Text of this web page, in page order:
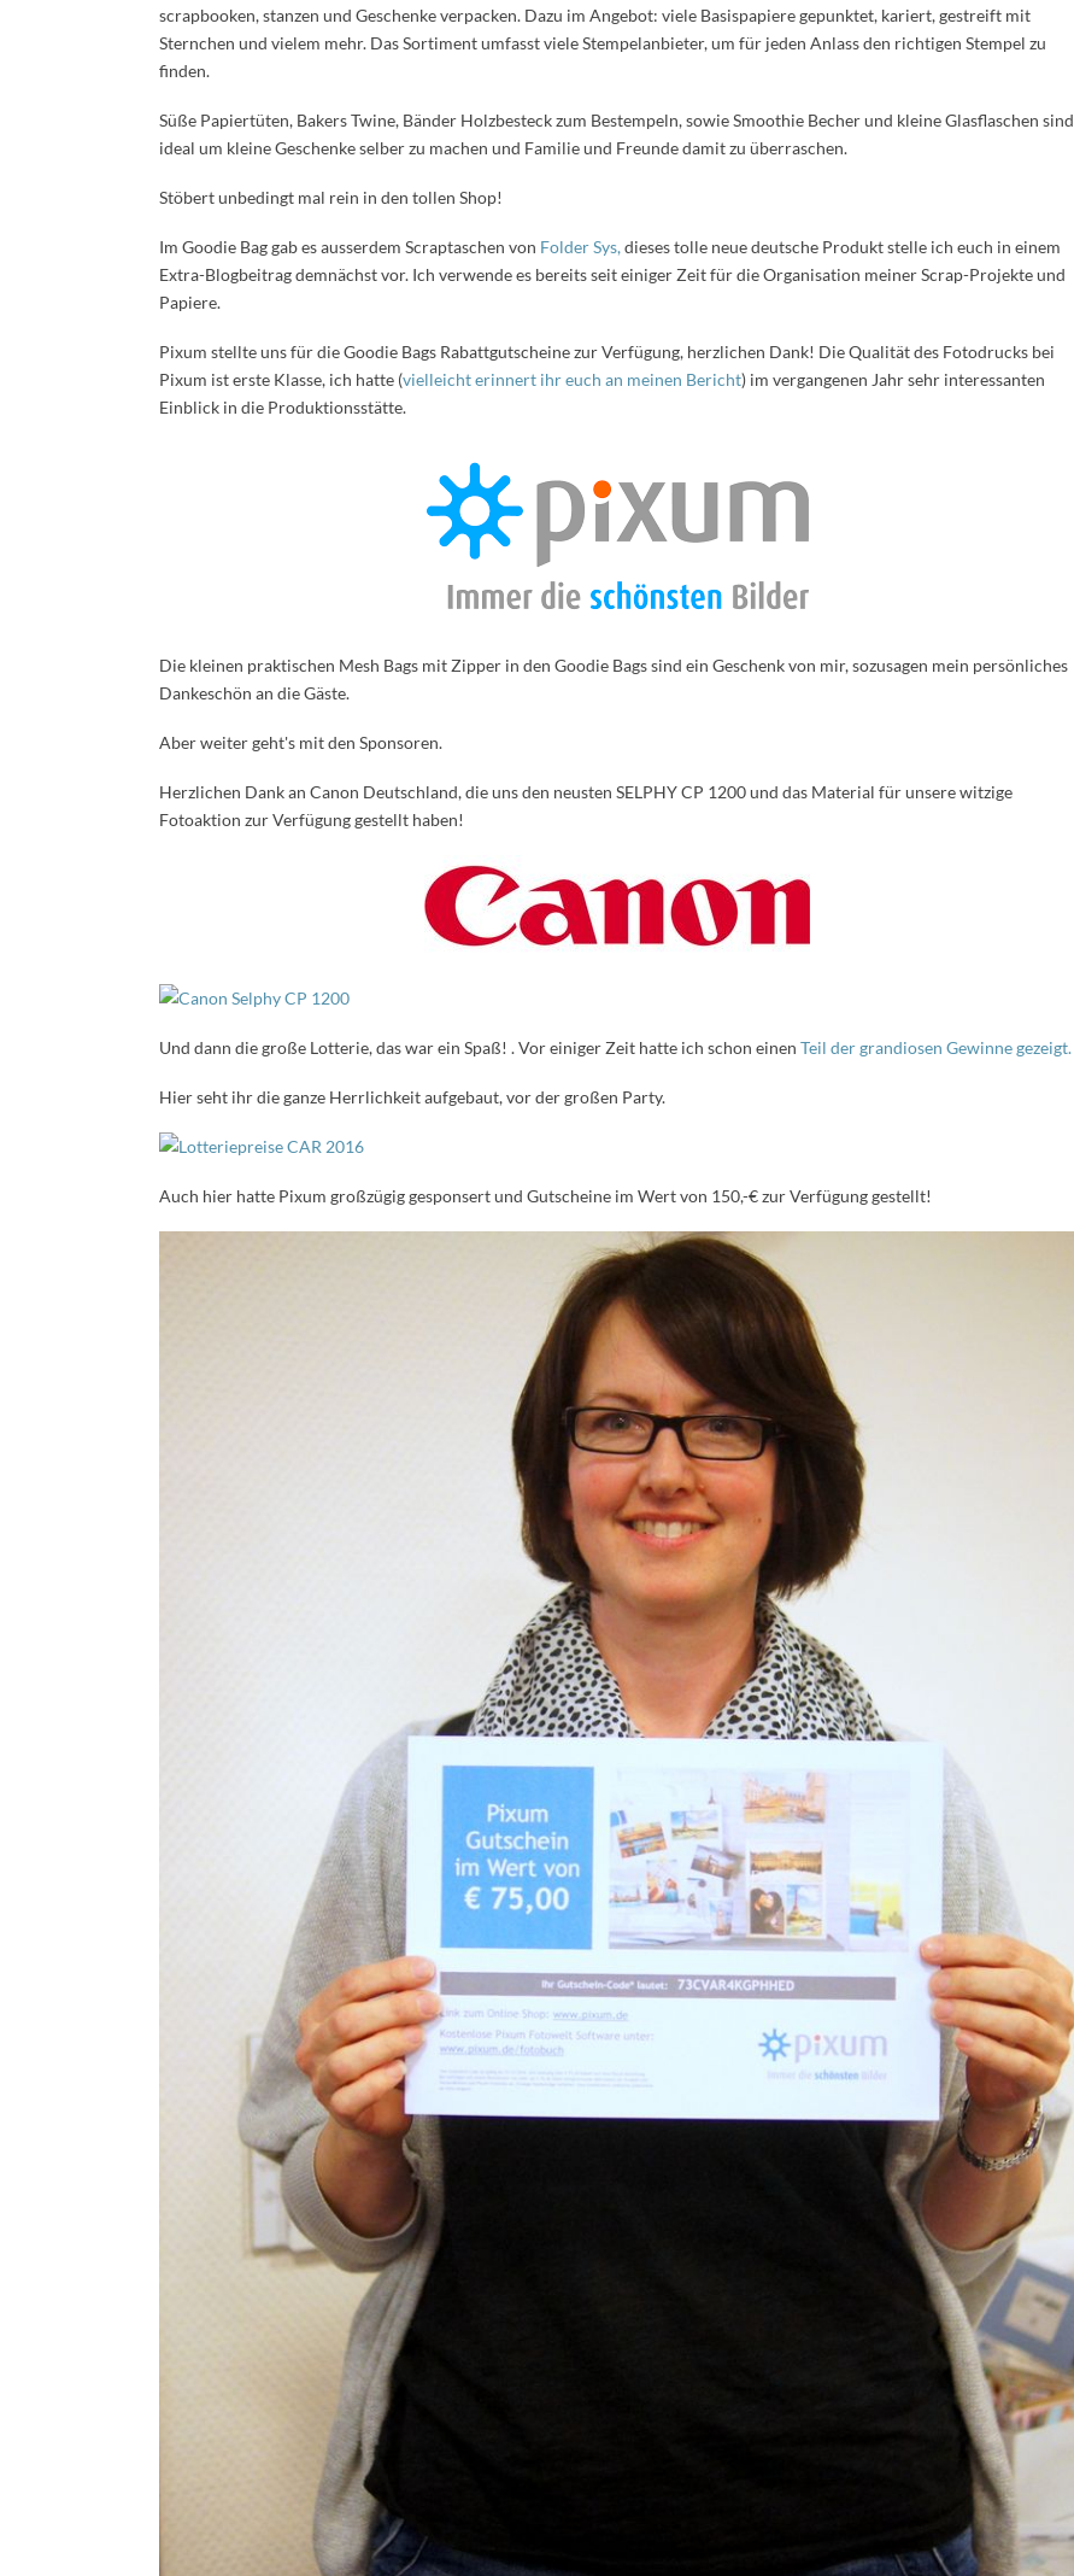
scrapbooken, stanzen und Geschenke verpacken. Dazu im Angebot: viele Basispapiere gepunktet, kariert, gestreift mit
Sternchen und vielem mehr. DasSortiment umfasst viele Stempelanbieter, um für jeden Anlass den richtigen Stempel zu
finden.
Süße Papiertüten, Bakers Twine, Bänder Holzbesteck zum Bestempeln, sowie Smoothie Becher und kleine Glasflaschen sind
ideal um kleine Geschenke selber zu machen und Familie und Freunde damit zu überraschen.
Stöbert unbedingt mal rein in den tollen Shop!
Im Goodie Bag gab es ausserdem Scraptaschen von Folder Sys,dieses tolle neue deutsche Produkt stelle ich euch in einem
Extra-Blogbeitrag demnächst vor. Ich verwende es bereits seit einiger Zeit für die Organisation meiner Scrap-Projekte und
Papiere.
Pixum stellte uns für die Goodie Bags Rabattgutscheine zur Verfügung, herzlichen Dank! Die Qualität des Fotodrucks bei
Pixum ist erste Klasse, ich hatte (vielleicht erinnert ihr euch an meinen Bericht) im vergangenen Jahr sehr interessanten
Einblick in die Produktionsstätte.
Die kleinen praktischen Mesh Bags mit Zipper in den Goodie Bags sind ein Geschenk von mir, sozusagen mein persönliches
Dankeschön an die Gäste.
Aber weiter geht's mit den Sponsoren.
Herzlichen Dank an Canon Deutschland, die uns den neusten SELPHY CP 1200 und das Material für unsere witzige
Fotoaktion zur Verfügung gestellt haben!
Und dann die große Lotterie, das war ein Spaß! . Vor einiger Zeit hatte ich schon einen Teil der grandiosen Gewinne gezeigt.
Hier seht ihr die ganze Herrlichkeit aufgebaut, vor der großen Party.
Auch hier hatte Pixum großzügig gesponsert und Gutscheine im Wert von 150,-€ zur Verfügung gestellt!